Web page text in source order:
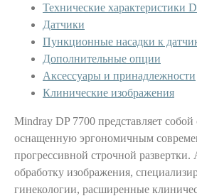
Технические характеристики
Датчики
Пункционные насадки к
Дополнительные опции
Аксессуары и принадлежности
Клинические изображения
Mindray DP 7700 представляет
оснащенную эргономичным
прогрессивной строчной
обработку изображения,
гинекологии, расширенные